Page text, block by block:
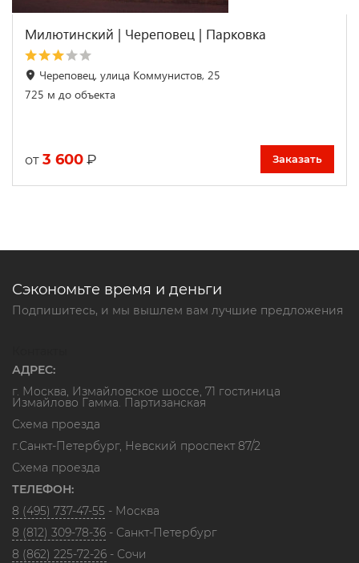
Милютинский | Череповец | Парковка
Череповец, улица Коммунистов, 25
725 м до объекта
от 3 600 ₽ Заказать
Сэкономьте время и деньги
Подпишитесь, и мы вышлем вам лучшие предложения
АДРЕС:
г. Москва, Измайловское шоссе, 71 гостиница
Измайлово Гамма. Партизанская
Схема проезда
г.Санкт-Петербург, Невский проспект 87/2
Схема проезда
ТЕЛЕФОН:
8 (495) 737-47-55 - Москва
8 (812) 309-78-36 - Санкт-Петербург
8 (862) 225-72-26 - Сочи